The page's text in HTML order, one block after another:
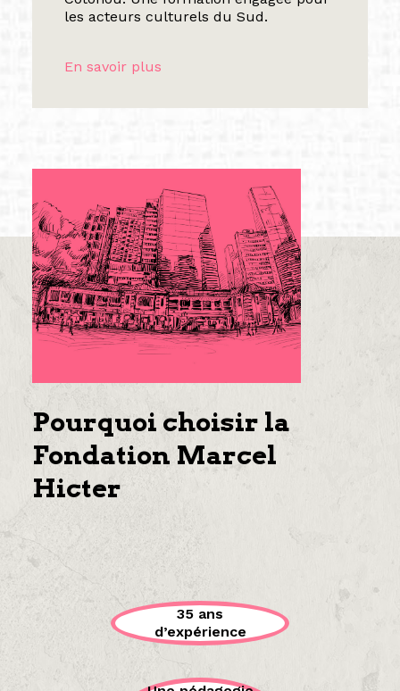
les acteurs culturels du Sud.
En savoir plus
Pourquoi choisir la
Fondation Marcel
Hicter
35 ans
d’expérience